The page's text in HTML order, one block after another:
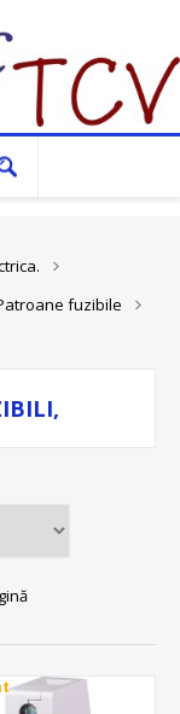
fuzibile